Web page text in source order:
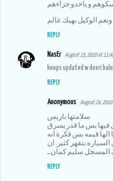
و ياخدو جزاءهم
REPLY
NasEr August 23, 2010 at
keeps updated w deeri
REPLY
Anonymous August 24, 2010
سلامتها باريس
فيها بس ما قدر يسرق
قيمه بس فكرة انه
بتقهر كثير. ان
المسجل سليم كمان.ـ
REPLY